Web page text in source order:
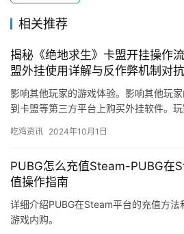
相关推荐
揭秘《绝地求生》卡盟开挂操作
盟外挂使用详解与反作弊机制对抗
影响其他玩家的游戏体验。影响其他玩
到卡盟等第三方平台上购买外挂软件。
吃鸡资讯 2024年10月1日
PUBG怎么充值Steam-PUBG在
值操作指南
详细介绍PUBG在Steam平台的充值方
游戏内购。